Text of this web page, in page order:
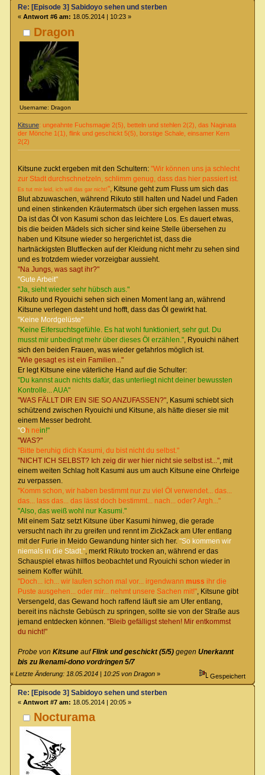
Dragon
Username: Dragon
Re: [Episode 3] Sabidoyo sehen und sterben
« Antwort #6 am: 18.05.2014 | 10:23 »
Kitsune: ungeahnte Fuchsmagie 2(5), betteln und stehlen 2(2), das Naginata
der Mönche 1(1), flink und geschickt 5(5), borstige Schale, einsamer Kern
2(2)
Kitsune zuckt ergeben mit den Schultern: "Wir können uns ja schlecht
zur Stadt durchschnetzeln, schlimm genug, dass das hier passiert ist.
Es tut mir leid, ich will das gar nicht!", Kitsune geht zum Fluss um sich das
Blut abzuwaschen, während Rikuto still halten und Nadel und Faden
und einen stinkenden Kräutermatsch über sich ergehen lassen muss.
Da ist das Öl von Kasumi schon das leichtere Los. Es dauert etwas,
bis die beiden Mädels sich sicher sind keine Stelle übersehen zu
haben und Kitsune wieder so hergerichtet ist, dass die
hartnäckigsten Blutflecken auf der Kleidung nicht mehr zu sehen sind
und es trotzdem wieder vorzeigbar aussieht.
"Na Jungs, was sagt ihr?"
"Gute Arbeit"
"Ja, sieht wieder sehr hübsch aus."
Rikuto und Ryouichi sehen sich einen Moment lang an, während
Kitsune verlegen dasteht und hofft, dass das Öl gewirkt hat.
"Keine Mordgelüste"
"Keine Eifersuchtsgefühle. Es hat wohl funktioniert, sehr gut. Du
musst mir unbedingt mehr über dieses Öl erzählen.", Ryouichi nähert
sich den beiden Frauen, was wieder gefahrlos möglich ist.
"Wie gesagt es ist ein Familien..."
Er legt Kitsune eine väterliche Hand auf die Schulter:
"Du kannst auch nichts dafür, das unterliegt nicht deiner bewussten
Kontrolle... AUA"
"WAS FÄLLT DIR EIN SIE SO ANZUFASSEN?", Kasumi schiebt sich
schützend zwischen Ryouichi und Kitsune, als hätte dieser sie mit
einem Messer bedroht.
"Oh nein!"
"WAS?"
"Bitte beruhig dich Kasumi, du bist nicht du selbst."
"NICHT ICH SELBST? Ich zeig dir wer hier nicht sie selbst ist...", mit
einem weiten Schlag holt Kasumi aus um auch Kitsune eine Ohrfeige
zu verpassen.
"Komm schon, wir haben bestimmt nur zu viel Öl verwendet... das...
das... lass das... das lässt doch bestimmt... nach... oder? Argh..."
"Also, das weiß wohl nur Kasumi."
Mit einem Satz setzt Kitsune über Kasumi hinweg, die gerade
versucht nach ihr zu greifen und rennt im ZickZack am Ufer entlang
mit der Furie in Meido Gewandung hinter sich her. "So kommen wir
niemals in die Stadt.", merkt Rikuto trocken an, während er das
Schauspiel etwas hilflos beobachtet und Ryouichi schon wieder in
seinem Koffer wühlt.
"Doch... ich... wir laufen schon mal vor... irgendwann muss ihr die
Puste ausgehen... oder mir... nehmt unsere Sachen mit!", Kitsune gibt
Versengeld, das Gewand hoch raffend läuft sie am Ufer entlang,
bereit ins nächste Gebüsch zu springen, sollte sie von der Straße aus
jemand entdecken können. "Bleib gefälligst stehen! Mir entkommst
du nicht!"
Probe von Kitsune aufFlink und geschickt (5/5)gegen Unerkannt
bis zu Ikenami-dono vordringen 5/7
«Letzte Änderung: 18.05.2014 | 10:25 von Dragon » Gespeichert
Nocturama
Re: [Episode 3] Sabidoyo sehen und sterben
« Antwort #7 am: 18.05.2014 | 20:05 »